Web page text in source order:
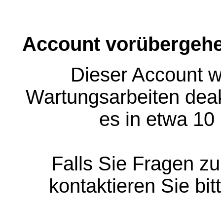
Account
Dieser Account
Wartungsarbeiten
es in etwa
Falls Sie Fragen
kontaktieren Sie